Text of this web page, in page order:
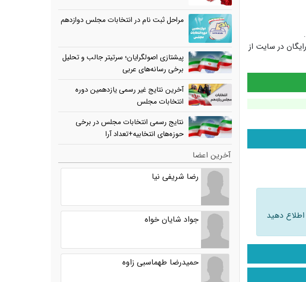
۹۸ می توانند با ثبت نام رایگان در سایت از
دهید
مراحل ثبت نام در انتخابات مجلس دوازدهم
پیشتازی اصولگرایان؛ سرتیتر جالب و تحلیل
برخی رسانه‌های عربی
آخرین نتایج غیر رسمی یازدهمین دوره
انتخابات مجلس
نتایج رسمی انتخابات مجلس در برخی
حوزه‌های انتخابیه+تعداد آرا
آخرین اعضا
رضا شریفی نیا
جواد شایان خواه
حمیدرضا طهماسبی زاوه